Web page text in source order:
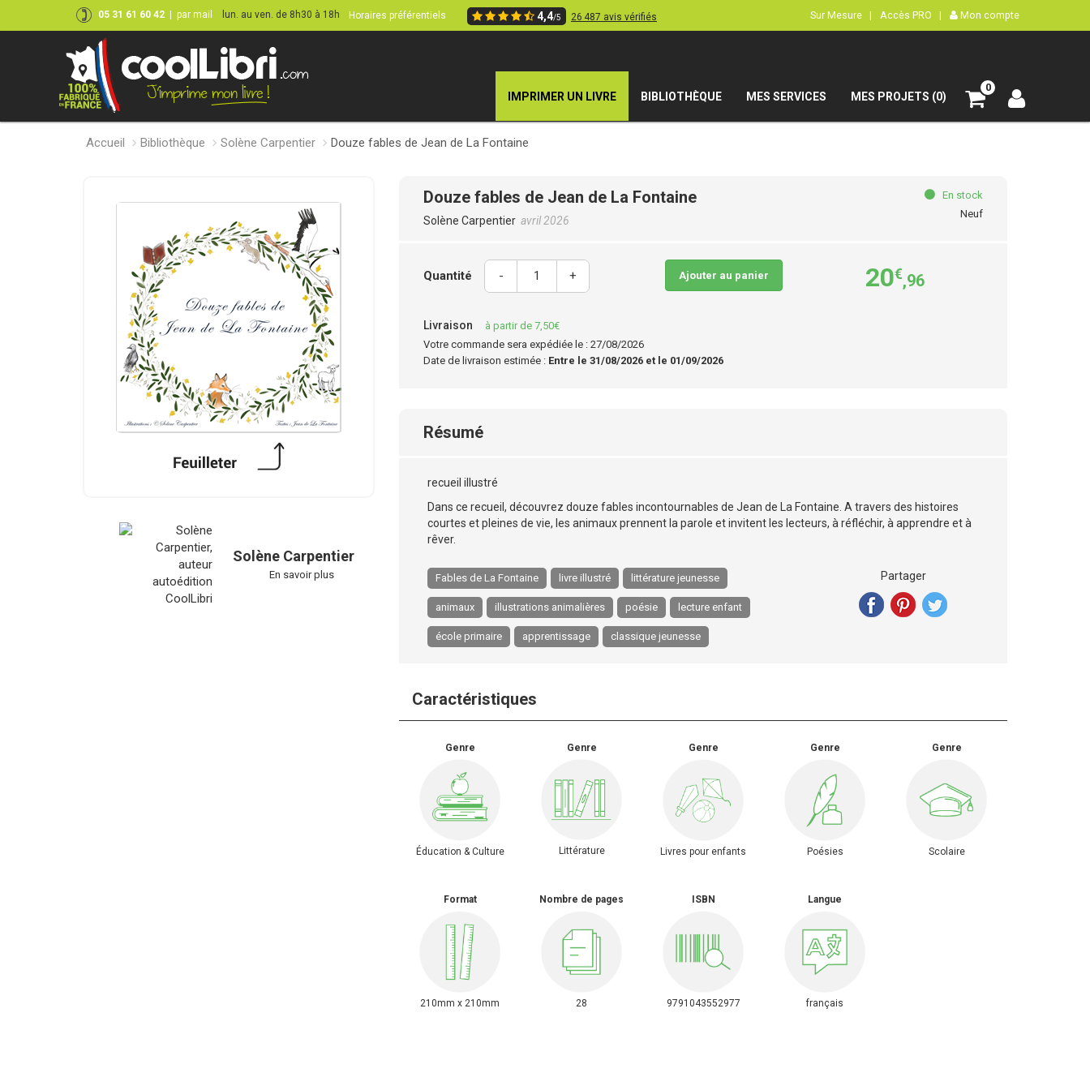
05 31 61 60 42 par mail lun. au ven. de 8h30 à 18h Horaires préférentiels 4,4/5 26 487 avis vérifiés Sur Mesure | Accès PRO | Mon compte
IMPRIMER UN LIVRE BIBLIOTHÈQUE MES SERVICES MES PROJETS (0)
0
Accueil Bibliothèque Solène Carpentier Douze fables de Jean de La Fontaine
Solène Carpentier
En savoir plus
Douze fables de Jean de La Fontaine
Solène Carpentier avril 2026
En stock
Neuf
Quantité - + Ajouter au panier 20€,96
Livraison
à partir de 7,50€
Votre commande sera expédiée le : 27/08/2026
Date de livraison estimée : Entre le 31/08/2026 et le 01/09/2026
Résumé
recueil illustré
Dans ce recueil, découvrez douze fables incontournables de Jean de La Fontaine. A travers des histoires
courtes et pleines de vie, les animaux prennent la parole et invitent les lecteurs, à réfléchir, à apprendre et à
rêver.
Fables de La Fontaine livre illustré littérature jeunesse
animaux illustrations animalières poésie lecture enfant
école primaire apprentissage classique jeunesse
Partager
Caractéristiques
Genre
Éducation & Culture
Genre
Littérature
Genre
Livres pour enfants
Genre
Poésies
Genre
Scolaire
Format
210mm x 210mm
Nombre de pages
28
ISBN
9791043552977
Langue
français